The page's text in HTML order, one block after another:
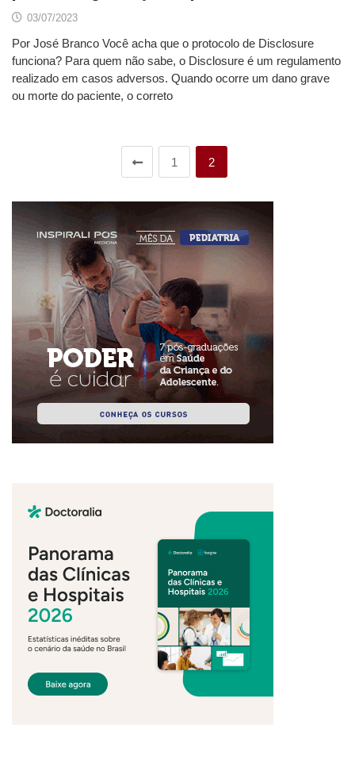
03/07/2023
Por José Branco Você acha que o protocolo de Disclosure
funciona? Para quem não sabe, o Disclosure é um regulamento
realizado em casos adversos. Quando ocorre um dano grave
ou morte do paciente, o correto
1 2